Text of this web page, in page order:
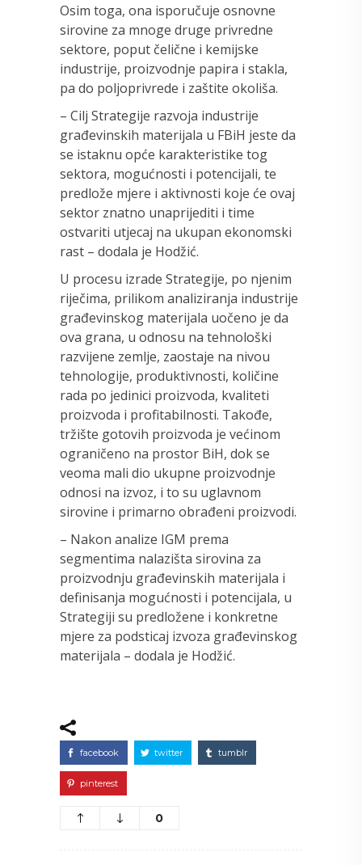
Osim toga, ona isporučuje osnovne
sirovine za mnoge druge privredne
sektore, poput čelične i kemijske
industrije, proizvodnje papira i stakla,
pa do poljoprivrede i zaštite okoliša.
– Cilj Strategije razvoja industrije
građevinskih materijala u FBiH jeste da
se istaknu opće karakteristike tog
sektora, mogućnosti i potencijali, te
predlože mjere i aktivnosti koje će ovaj
sektor znatno unaprijediti i time
ostvariti utjecaj na ukupan ekonomski
rast – dodala je Hodžić.
U procesu izrade Strategije, po njenim
riječima, prilikom analiziranja industrije
građevinskog materijala uočeno je da
ova grana, u odnosu na tehnološki
razvijene zemlje, zaostaje na nivou
tehnologije, produktivnosti, količine
rada po jedinici proizvoda, kvaliteti
proizvoda i profitabilnosti. Takođe,
tržište gotovih proizvoda je većinom
ograničeno na prostor BiH, dok se
veoma mali dio ukupne proizvodnje
odnosi na izvoz, i to su uglavnom
sirovine i primarno obrađeni proizvodi.
– Nakon analize IGM prema
segmentima nalazišta sirovina za
proizvodnju građevinskih materijala i
definisanja mogućnosti i potencijala, u
Strategiji su predložene i konkretne
mjere za podsticaj izvoza građevinskog
materijala – dodala je Hodžić.
facebook twitter tumblr
pinterest
0